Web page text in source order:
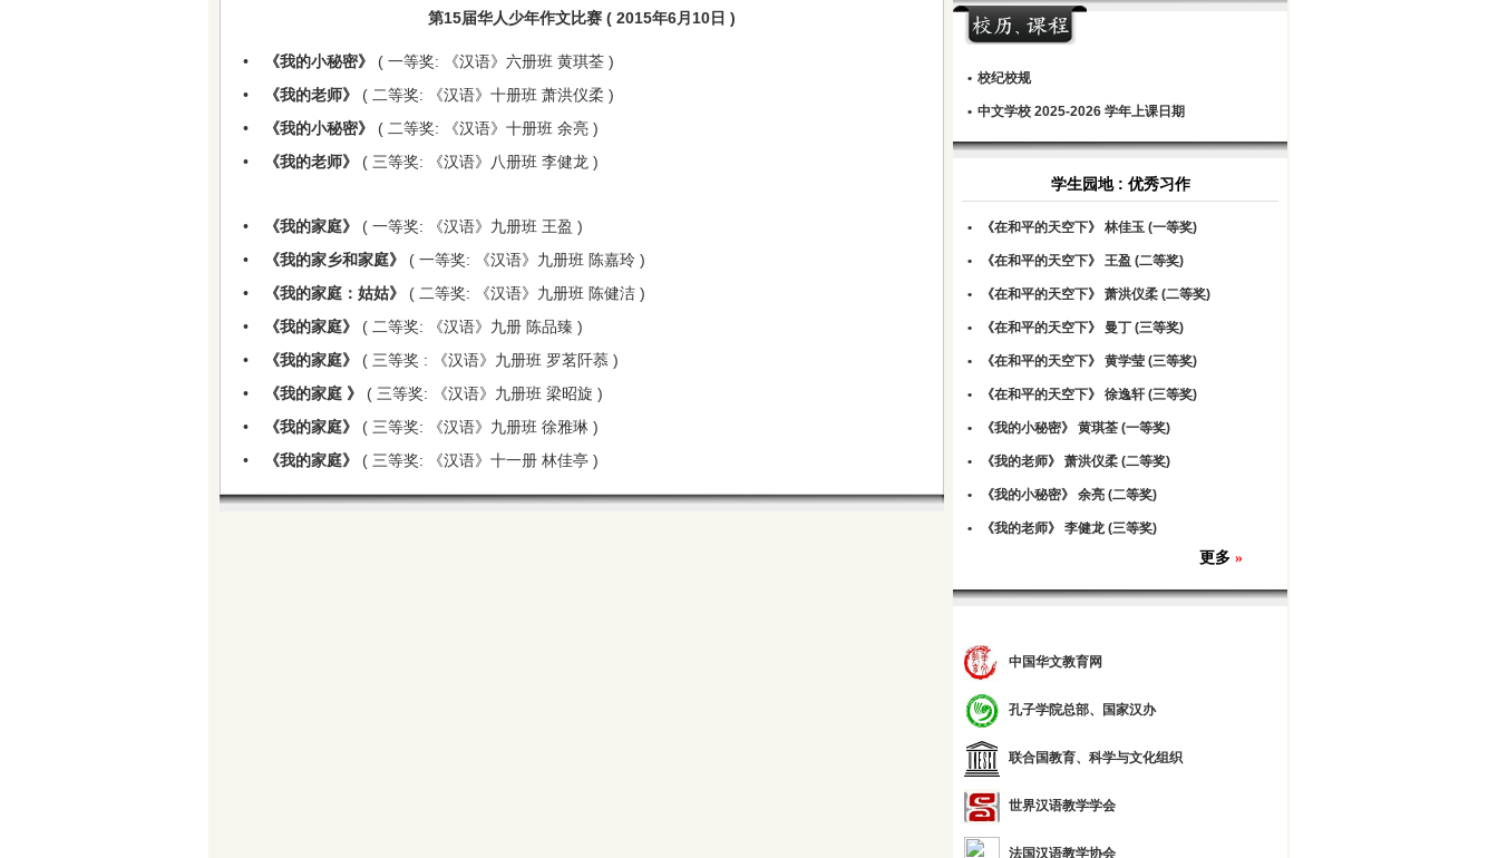
第15届华人少年作文比赛 ( 2015年6月10日 )
• 《我的小秘密》
( 一等奖: 《汉语》六册班 黄琪荃 )
•
《我的老师》
( 二等奖: 《汉语》十册班 萧洪仪柔 )
•
《我的小秘密》
( 二等奖: 《汉语》十册班 余亮 )
•
《我的老师》 ( 三等奖: 《汉语》八册班 李健龙 )
• 《我的家庭》
( 一等奖: 《汉语》九册班 王盈 )
•
《我的家乡和家庭》
( 一等奖: 《汉语》九册班 陈嘉玲 )
•
《我的家庭：姑姑》
( 二等奖: 《汉语》九册班 陈健洁 )
•
《我的家庭》
( 二等奖: 《汉语》九册 陈品臻 )
•
《我的家庭》
( 三等奖 : 《汉语》九册班 罗茗阡菾 )
•
《我的家庭 》
( 三等奖: 《汉语》九册班 梁昭旋 )
•
《我的家庭》
( 三等奖: 《汉语》九册班 徐雅琳 )
•
《我的家庭》 ( 三等奖: 《汉语》十一册 林佳亭 )
• 校纪校规
• 中文学校 2025-2026 学年上课日期
学生园地 : 优秀习作
• 《在和平的天空下》 林佳玉 (一等奖)
• 《在和平的天空下》 王盈 (二等奖)
• 《在和平的天空下》 萧洪仪柔 (二等奖)
• 《在和平的天空下》 曼丁 (三等奖)
• 《在和平的天空下》 黄学莹 (三等奖)
• 《在和平的天空下》 徐逸轩 (三等奖)
• 《我的小秘密》 黄琪荃 (一等奖)
• 《我的老师》 萧洪仪柔 (二等奖)
• 《我的小秘密》 余亮 (二等奖)
• 《我的老师》 李健龙 (三等奖)
更多 »
中国华文教育网
孔子学院总部、国家汉办
联合国教育、科学与文化组织
世界汉语教学学会
法国汉语教学协会